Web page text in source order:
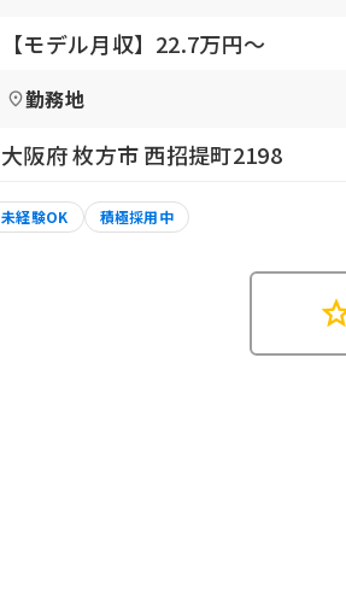
【モデル月収】22.7万円〜
勤務地
大阪府 枚方市 西招提町2198
未経験OK 積極採用中